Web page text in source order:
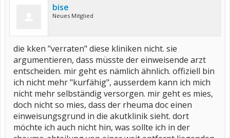
bise
Neues Mitglied
die kken "verraten" diese kliniken nicht. sie
argumentieren, dass müsste der einweisende arzt
entscheiden. mir geht es nämlich ähnlich. offiziell bin
ich nicht mehr "kurfähig", ausserdem kann ich mich
nicht mehr selbständig versorgen. mir geht es mies,
doch nicht so mies, dass der rheuma doc einen
einweisungsgrund in die akutklinik sieht. dort
möchte ich auch nicht hin, was sollte ich in der